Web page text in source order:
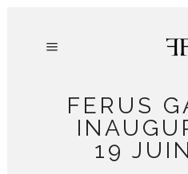
FERUS
19